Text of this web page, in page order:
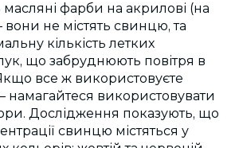
масляні фарби на акрилові (на
вони не містять свинцю, та
кількість летких
що забруднюють повітря в
все ж використовуєте
намагайтеся використовувати
Дослідження показують, що
свинцю містяться у